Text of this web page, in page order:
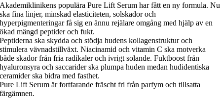
Akademiklinikens populära Pure Lift Serum har fått en ny formula. Nu
ska fina linjer, minskad elasticiteten, solskador och
hyperpigmenteringar få sig en ännu rejälare omgång med hjälp av en
ökad mängd peptider och fukt.
Peptiderna ska skydda och stödja hudens kollagenstruktur och
stimulera vävnadstillväxt. Niacinamid och vitamin C ska motverka
både skador från fria radikaler och ivrigt solande. Fuktboost från
hyaluronsyra och saccarider ska plumpa huden medan hudidentiska
ceramider ska bidra med fasthet.
Pure Lift Serum är fortfarande fräscht fri från parfym och tillsatta
färgämnen.